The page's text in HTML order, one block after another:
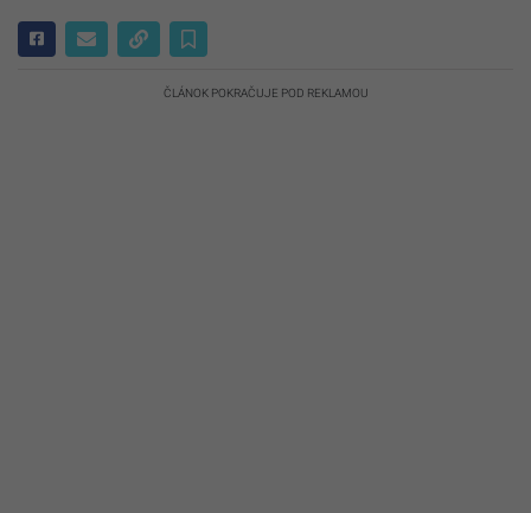
ČLÁNOK POKRAČUJE POD REKLAMOU